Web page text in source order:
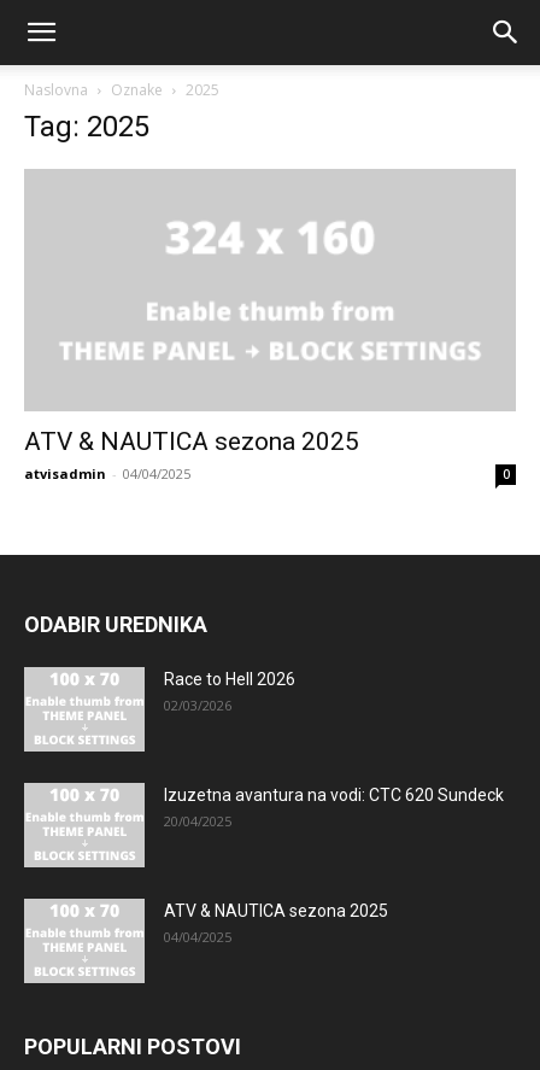
Naslovna Oznake 2025
Tag: 2025
ATV & NAUTICA sezona 2025
atvisadmin - 04/04/2025 0
ODABIR UREDNIKA
Race to Hell 2026
02/03/2026
Izuzetna avantura na vodi: CTC 620 Sundeck
20/04/2025
ATV & NAUTICA sezona 2025
04/04/2025
POPULARNI POSTOVI